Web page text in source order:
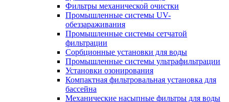
Фильтры механической очистки
Промышленные системы UV-
обеззараживания
Промышленные системы сетчатой
фильтрации
Сорбционные установки для воды
Промышленные системы ультрафильтрации
Установки озонирования
Компактная фильтровальная установка для
бассейна
Механические насыпные фильтры для воды